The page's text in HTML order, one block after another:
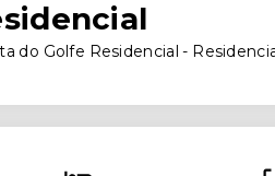
do Golfe Residencial -